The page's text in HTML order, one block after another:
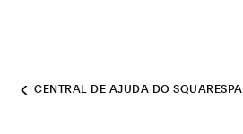
CENTRAL DE AJUDA DO